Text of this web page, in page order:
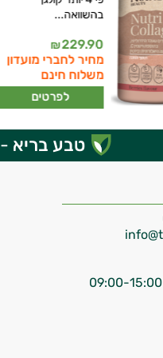
בהשוואה...
229.90
₪
מחיר לחברי מועדון
משלוח חינם
לפרטים
טבע בריא - 100% קנייה בטוחה